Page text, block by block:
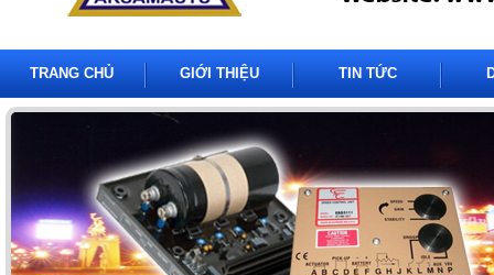
TRANG CHỦ GIỚI THIỆU TIN TỨC